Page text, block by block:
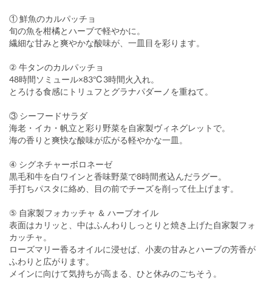
① 鮮魚のカルパッチョ
旬の魚を柑橘とハーブで軽やかに。
繊細な甘みと爽やかな酸味が、一皿目を彩ります。
② 牛タンのカルパッチョ
48時間ソミュール×83℃3時間火入れ。
とろける食感にトリュフとグラナパダーノを重ねて。
③ シーフードサラダ
海老・イカ・帆立と彩り野菜を自家製ヴィネグレットで。
海の香りと爽快な酸味が広がる軽やかな一皿。
④ シグネチャーボロネーゼ
黒毛和牛を白ワインと香味野菜で8時間煮込んだラグー。
手打ちパスタに絡め、目の前でチーズを削って仕上げます。
⑤ 自家製フォカッチャ ＆ ハーブオイル
表面はカリッと、中はふんわりしっとりと焼き上げた自家製フォ
カッチャ。
ローズマリー香るオイルに浸せば、小麦の甘みとハーブの芳香が
ふわりと広がります。
メインに向けて気持ちが高まる、ひと休みのごちそう。